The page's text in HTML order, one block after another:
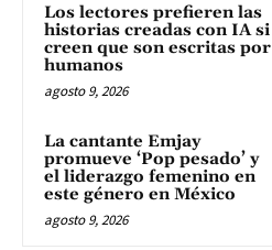
Los lectores prefieren las
historias creadas con IA si
creen que son escritas por
humanos
agosto 9, 2026
La cantante Emjay
promueve ‘Pop pesado’ y
el liderazgo femenino en
este género en México
agosto 9, 2026